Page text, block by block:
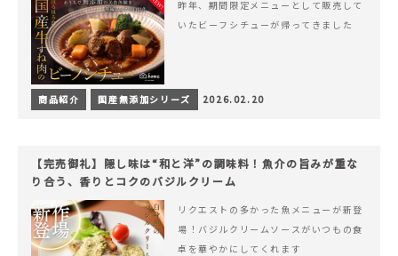
昨年、期間限定メニューとして販売して
いたビーフシチューが帰ってきました
商品紹介 国産無添加シリーズ 2026.02.20
【完売御礼】隠し味は“和と洋”の調味料！魚介の旨みが重な
り合う、香りとコクのバジルクリーム
リクエストの多かった魚メニューが新登
場！バジルクリームソースがいつもの食
卓を華やかにしてくれます